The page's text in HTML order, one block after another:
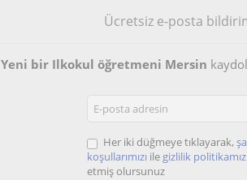
Ücretsiz e-posta
Yeni bir Ilkokul öğretmeni Mersin
Her iki düğmeye tıklayarak,
koşullarımızı ile gizlilik politikamızı
etmiş olursunuz